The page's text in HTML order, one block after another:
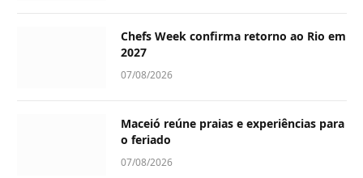
Chefs Week confirma retorno ao Rio em
2027
07/08/2026
Maceió reúne praias e experiências para
o feriado
07/08/2026